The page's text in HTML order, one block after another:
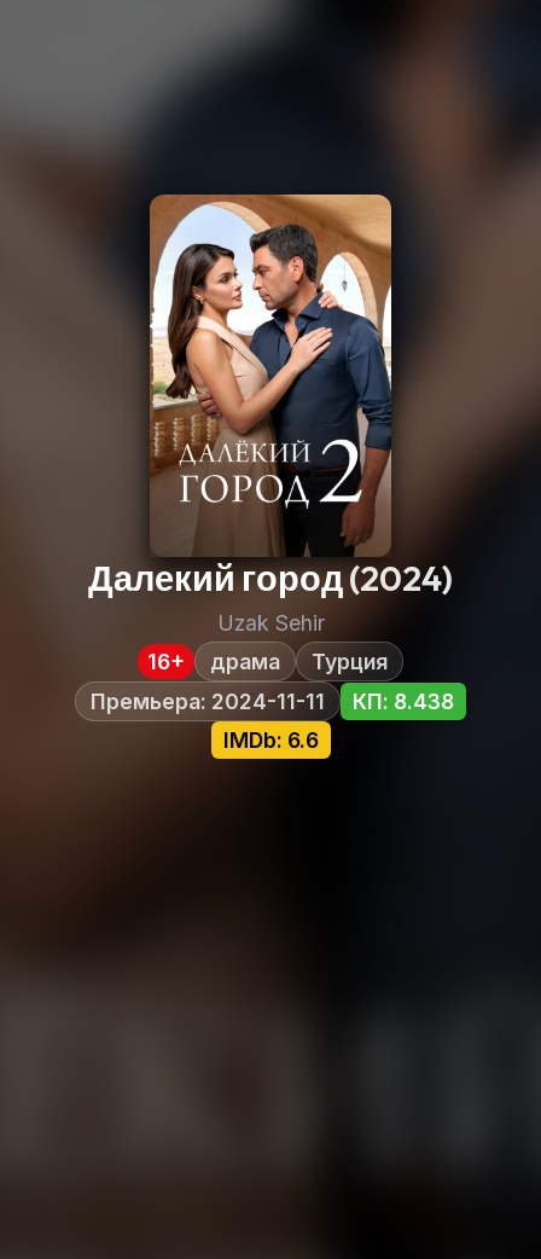
Далекий город(2024)
Uzak Sehir
16+
драма
Турция
Премьера: 2024-11-11
КП: 8.438
IMDb: 6.6